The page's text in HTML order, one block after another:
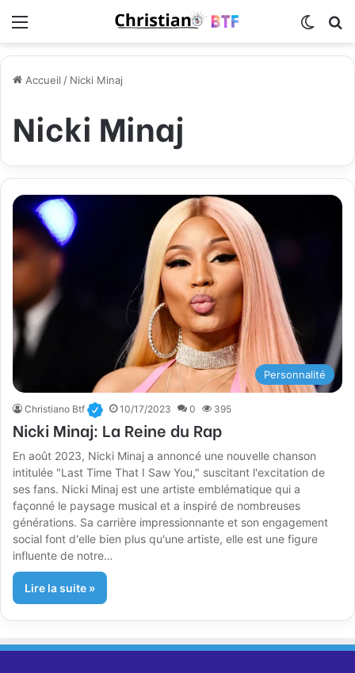
Accueil / Nicki Minaj
Nicki Minaj
Personnalité
Christiano Btf 10/17/2023 0 395
Nicki Minaj: La Reine du Rap
En août 2023, Nicki Minaj a annoncé une nouvelle chanson
intitulée "Last Time That I Saw You," suscitant l'excitation de
ses fans. Nicki Minaj est une artiste emblématique qui a
façonné le paysage musical et a inspiré de nombreuses
générations. Sa carrière impressionnante et son engagement
social font d'elle bien plus qu'une artiste, elle est une figure
influente de notre…
Lire la suite »